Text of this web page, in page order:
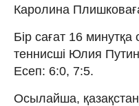
Каролина
Бір сағат 16
теннисші Юлия
Есеп: 6:0, 7:5.
Осылайша,